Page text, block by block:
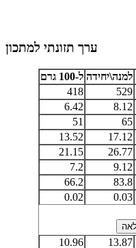
ערך תזונתי למתכון
למנה\יחידה ל-100 גרם
529
418
8.12
6.42
65
51
17.12
13.52
26.77
21.15
9.12
7.2
83.8
66.2
0.03
0.02
13.87
10.96